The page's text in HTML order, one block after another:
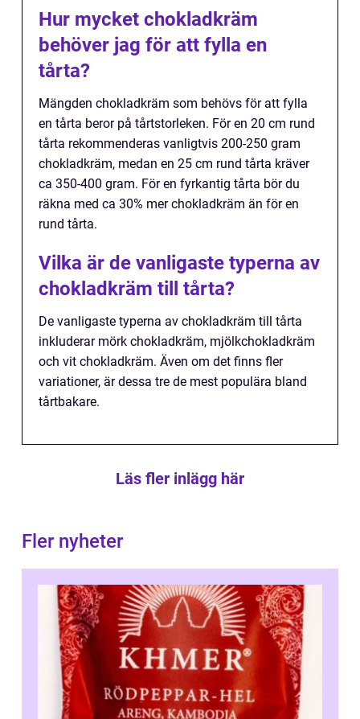
Hur mycket chokladkräm
behöver jag för att fylla en
tårta?
Mängden chokladkräm som behövs för att fylla
en tårta beror på tårtstorleken. För en 20 cm rund
tårta rekommenderas vanligtvis 200-250 gram
chokladkräm, medan en 25 cm rund tårta kräver
ca 350-400 gram. För en fyrkantig tårta bör du
räkna med ca 30% mer chokladkräm än för en
rund tårta.
Vilka är de vanligaste typerna av
chokladkräm till tårta?
De vanligaste typerna av chokladkräm till tårta
inkluderar mörk chokladkräm, mjölkchokladkräm
och vit chokladkräm. Även om det finns fler
variationer, är dessa tre de mest populära bland
tårtbakare.
Läs fler inlägg här
Fler nyheter